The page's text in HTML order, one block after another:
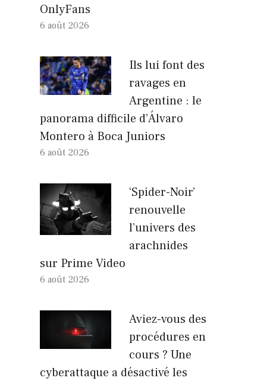
OnlyFans
6 août 2026
Ils lui font des
ravages en
Argentine : le
panorama difficile d’Álvaro
Montero à Boca Juniors
6 août 2026
‘Spider-Noir’
renouvelle
l’univers des
arachnides
sur Prime Video
6 août 2026
Aviez-vous des
procédures en
cours ? Une
cyberattaque a désactivé les